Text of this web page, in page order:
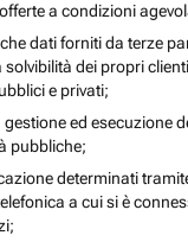
a condizioni
dati forniti da terze
dei propri
e privati;
ed esecuzione
pubbliche;
determinati
a cui si è